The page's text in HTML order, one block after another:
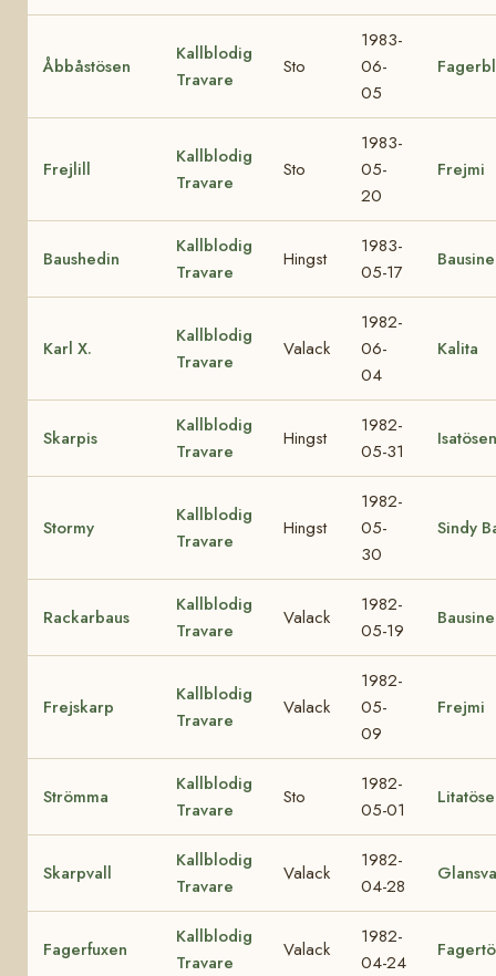
Åbbåstösen
Kallblodig
Travare
Sto
1983-
06-
05
Frejlill
Kallblodig
Travare
Sto
1983-
05-
20
Frejmi
Baushedin
Kallblodig
Travare
Hingst
1983-
05-17
Bausine
Karl X.
Kallblodig
Travare
Valack
1982-
06-
04
Kalita
Skarpis
Kallblodig
Travare
Hingst
1982-
05-31
Isatösen
Stormy
Kallblodig
Travare
Hingst
1982-
05-
30
Sindy
Rackarbaus
Kallblodig
Travare
Valack
1982-
05-19
Bausine
Frejskarp
Kallblodig
Travare
Valack
1982-
05-
09
Frejmi
Strömma
Kallblodig
Travare
Sto
1982-
05-01
Skarpvall
Kallblodig
Travare
Valack
1982-
04-28
Fagerfuxen
Kallblodig
Travare
Valack
1982-
04-24